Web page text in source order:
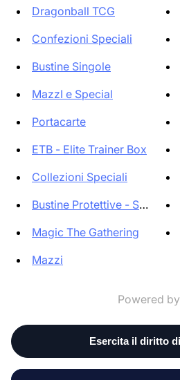
Dragonball TCG
Confezioni Speciali
Bustine Singole
MazzI e Special
Portacarte
ETB - Elite Trainer Box
Collezioni Speciali
Bustine Protettive - Sleeve
Magic The Gathering
Mazzi
Powered by